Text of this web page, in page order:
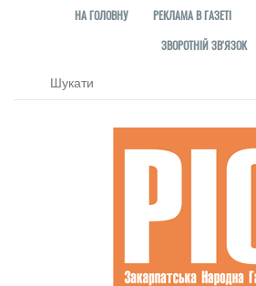
НА ГОЛОВНУ РЕКЛАМА В ГАЗЕТІ
ЗВОРОТНІЙ ЗВ'ЯЗОК